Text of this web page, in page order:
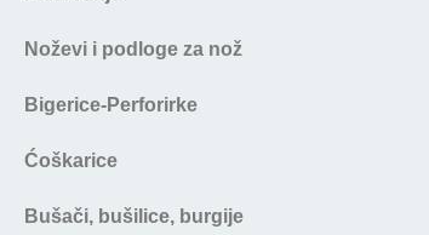
Noževi i podloge za nož
Bigerice-Perforirke
Ćoškarice
Bušači, bušilice, burgije